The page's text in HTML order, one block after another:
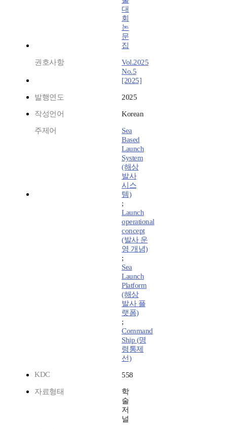
대
회
논
문
집
권호사항
Vol.2025
No.5
[2025]
발행연도 2025
작성언어 Korean
주제어
Sea
Based
Launch
System
(해상
발사
시스
템)
;
Launch
operational
concept
(발사 운
영 개념)
;
Sea
Launch
Platform
(해상
발사 플
랫폼)
;
Command
Ship (명
령통제
선)
KDC
558
자료형태
학
술
저
널